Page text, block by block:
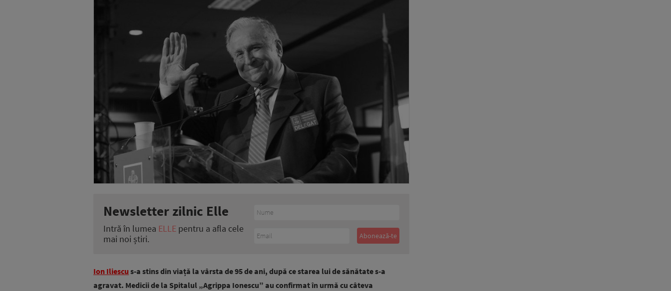
Newsletter zilnic Elle
Intră în lumea ELLE pentru a afla cele
mai noi știri.
Ion Iliescu s-a stins din viață la vârsta de 95 de ani, după ce starea lui de sănătate s-a
agravat. Medicii de la Spitalul „Agrippa Ionescu” au confirmat în urmă cu câteva